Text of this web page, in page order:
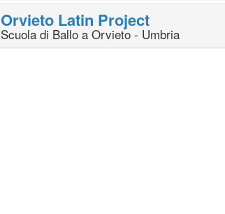
Orvieto Latin Project
Scuola di Ballo a Orvieto - Umbria